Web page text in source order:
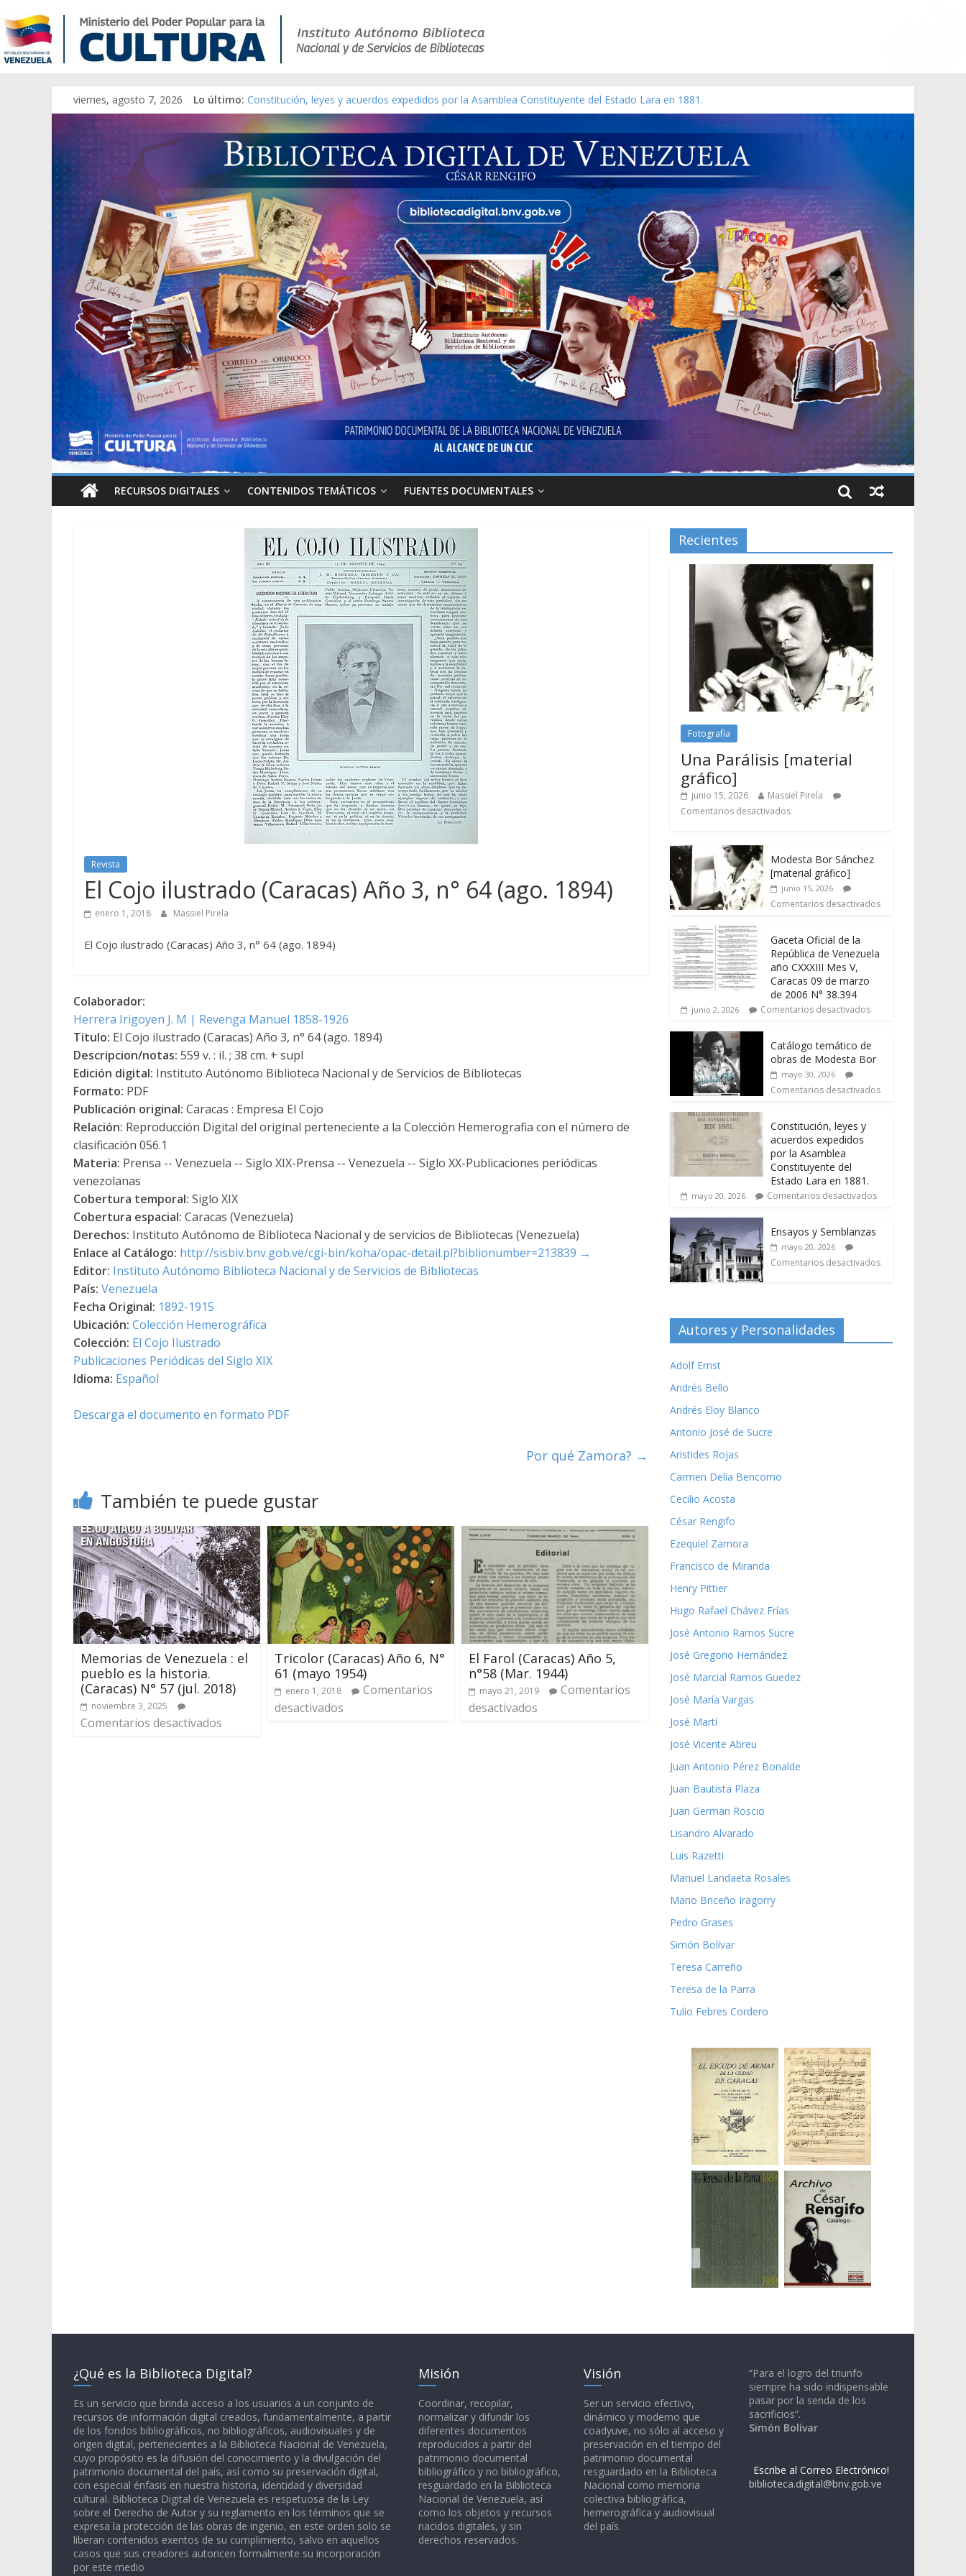
viernes, agosto 7, 2026 Lo último: Constitución, leyes y acuerdos expedidos por la Asamblea Constituyente del Estado Lara en 1881.
Una Parálisis [material gráfico]
Modesta Bor Sánchez [material gráfico]
Gaceta Oficial de la República de Venezuela año CXXXIII Mes V, Caracas 09 de marzo de 2006 N° 38.394
Catálogo temático de obras de Modesta Bor
RECURSOS DIGITALES CONTENIDOS TEMÁTICOS FUENTES DOCUMENTALES
Revista
El Cojo ilustrado (Caracas) Año 3, n° 64 (ago. 1894)
enero 1, 2018 Massiel Pirela
El Cojo ilustrado (Caracas) Año 3, n° 64 (ago. 1894)
Colaborador:
Herrera Irigoyen J. M | Revenga Manuel 1858-1926
Título: El Cojo ilustrado (Caracas) Año 3, n° 64 (ago. 1894)
Descripcion/notas: 559 v. : il. ; 38 cm. + supl
Edición digital: Instituto Autónomo Biblioteca Nacional y de Servicios de Bibliotecas
Formato: PDF
Publicación original: Caracas : Empresa El Cojo
Relación: Reproducción Digital del original perteneciente a la Colección Hemerografia con el número de
clasificación 056.1
Materia: Prensa -- Venezuela -- Siglo XIX-Prensa -- Venezuela -- Siglo XX-Publicaciones periódicas
venezolanas
Cobertura temporal: Siglo XIX
Cobertura espacial: Caracas (Venezuela)
Derechos: Instituto Autónomo de Biblioteca Nacional y de servicios de Bibliotecas (Venezuela)
Enlace al Catálogo: http://sisbiv.bnv.gob.ve/cgi-bin/koha/opac-detail.pl?biblionumber=213839 →
Editor: Instituto Autónomo Biblioteca Nacional y de Servicios de Bibliotecas
País: Venezuela
Fecha Original: 1892-1915
Ubicación: Colección Hemerográfica
Colección: El Cojo Ilustrado
Publicaciones Periódicas del Siglo XIX
Idioma: Español
Descarga el documento en formato PDF
Por qué Zamora? →
También te puede gustar
Memorias de Venezuela : el
pueblo es la historia.
(Caracas) N° 57 (jul. 2018)
noviembre 3, 2025
Comentarios desactivados
Tricolor (Caracas) Año 6, N°
61 (mayo 1954)
enero 1, 2018
Comentarios
desactivados
El Farol (Caracas) Año 5,
n°58 (Mar. 1944)
mayo 21, 2019
Comentarios
desactivados
Recientes
Fotografía
Una Parálisis [material
gráfico]
junio 15, 2026
Massiel Pirela
Comentarios desactivados
Modesta Bor Sánchez
[material gráfico]
junio 15, 2026
Comentarios desactivados
Gaceta Oficial de la
República de Venezuela
año CXXXIII Mes V,
Caracas 09 de marzo
de 2006 N° 38.394
junio 2, 2026 Comentarios desactivados
Catálogo temático de
obras de Modesta Bor
mayo 30, 2026
Comentarios desactivados
Constitución, leyes y
acuerdos expedidos
por la Asamblea
Constituyente del
Estado Lara en 1881.
mayo 20, 2026 Comentarios desactivados
Ensayos y Semblanzas
mayo 20, 2026
Comentarios desactivados
Autores y Personalidades
Adolf Ernst
Andrés Bello
Andrés Eloy Blanco
Antonio José de Sucre
Aristides Rojas
Carmen Delia Bencomo
Cecilio Acosta
César Rengifo
Ezequiel Zamora
Francisco de Miranda
Henry Pittier
Hugo Rafael Chávez Frías
José Antonio Ramos Sucre
José Gregorio Hernández
José Marcial Ramos Guedez
José María Vargas
José Martí
José Vicente Abreu
Juan Antonio Pérez Bonalde
Juan Bautista Plaza
Juan German Roscio
Lisandro Alvarado
Luis Razetti
Manuel Landaeta Rosales
Mario Briceño Iragorry
Pedro Grases
Simón Bolívar
Teresa Carreño
Teresa de la Parra
Tulio Febres Cordero
¿Qué es la Biblioteca Digital?
Es un servicio que brinda acceso a los usuarios a un conjunto de
recursos de información digital creados, fundamentalmente, a partir
de los fondos bibliográficos, no bibliográficos, audiovisuales y de
origen digital, pertenecientes a la Biblioteca Nacional de Venezuela,
cuyo propósito es la difusión del conocimiento y la divulgación del
patrimonio documental del país, así como su preservación digital,
con especial énfasis en nuestra historia, identidad y diversidad
cultural. Biblioteca Digital de Venezuela es respetuosa de la Ley
sobre el Derecho de Autor y su reglamento en los términos que se
expresa la protección de las obras de ingenio, en este orden solo se
liberan contenidos exentos de su cumplimiento, salvo en aquellos
casos que sus creadores autoricen formalmente su incorporación
por este medio
Misión
Coordinar, recopilar,
normalizar y difundir los
diferentes documentos
reproducidos a partir del
patrimonio documental
bibliográfico y no bibliográfico,
resguardado en la Biblioteca
Nacional de Venezuela, así
como los objetos y recursos
nacidos digitales, y sin
derechos reservados.
Visión
Ser un servicio efectivo,
dinámico y moderno que
coadyuve, no sólo al acceso y
preservación en el tiempo del
patrimonio documental
resguardado en la Biblioteca
Nacional como memoria
colectiva bibliográfica,
hemerográfica y audiovisual
del país.
“Para el logro del triunfo
siempre ha sido indispensable
pasar por la senda de los
sacrificios”.
Simón Bolívar
Escribe al Correo Electrónico!
biblioteca.digital@bnv.gob.ve